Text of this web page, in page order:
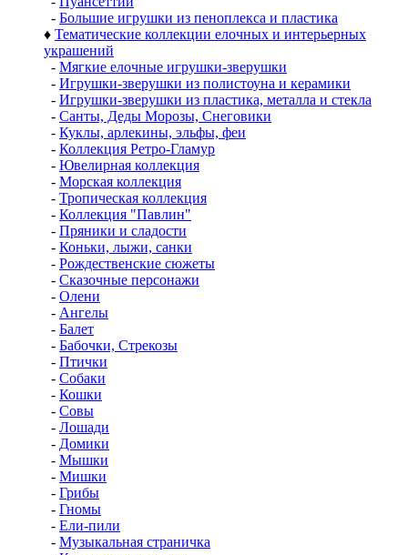
- Большие игрушки из пеноплекса и пластика
♦ Тематические коллекции елочных и интерьерных
украшений
- Мягкие елочные игрушки-зверушки
- Игрушки-зверушки из полистоуна и керамики
- Игрушки-зверушки из пластика, металла и стекла
- Санты, Деды Морозы, Снеговики
- Куклы, арлекины, эльфы, феи
- Коллекция Ретро-Гламур
- Ювелирная коллекция
- Морская коллекция
- Тропическая коллекция
- Коллекция "Павлин"
- Пряники и сладости
- Коньки, лыжи, санки
- Рождественские сюжеты
- Сказочные персонажи
- Олени
- Ангелы
- Балет
- Бабочки, Стрекозы
- Птички
- Собаки
- Кошки
- Совы
- Лошади
- Домики
- Мышки
- Мишки
- Грибы
- Гномы
- Ели-пили
- Музыкальная страничка